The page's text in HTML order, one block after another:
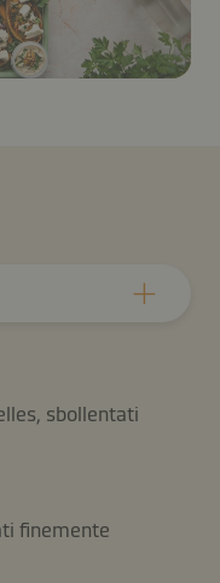
sbollentati
finemente